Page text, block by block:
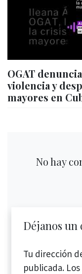
OGAT
violencia y
mayores en
No hay
Déjanos
Tu dirección
publicada.